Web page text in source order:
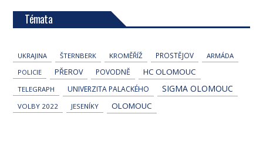
Témata
UKRAJINA ŠTERNBERK KROMĚŘÍŽ PROSTĚJOV
ARMÁDA
POLICIE
PŘEROV POVODNĚ HC OLOMOUC
TELEGRAPH UNIVERZITA PALACKÉHO SIGMA OLOMOUC
VOLBY 2022 JESENÍKY OLOMOUC